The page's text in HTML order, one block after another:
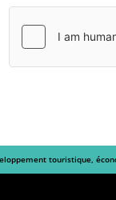
touristique,